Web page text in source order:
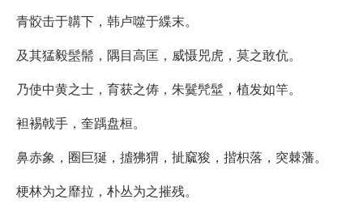
青骹击于韝下，韩卢噬于緤末。
及其猛毅髬髵，隅目高匡，威慑兕虎，莫之敢伉。
乃使中黄之士，育获之俦，朱鬕髠髽，植发如竿。
袒裼戟手，奎踽盘桓。
鼻赤象，圈巨狿，摣狒猬，㧗窳狻，揩枳落，突棘藩。
梗林为之靡拉，朴丛为之摧残。